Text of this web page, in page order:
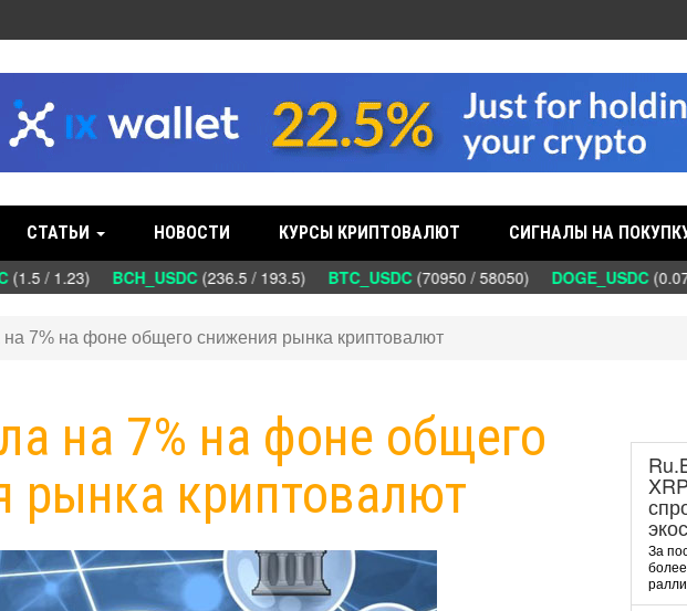
СТАТЬИ НОВОСТИ КУРСЫ КРИПТОВАЛЮТ СИГНАЛЫ НА
/ 1.23) BCH_USDC(236.5 / 193.5) BTC_USDC(70950 / 58050) DOGE_USDC
7% на фоне общего снижения рынка криптовалют
на 7% на фоне общего
рынка криптовалют
За